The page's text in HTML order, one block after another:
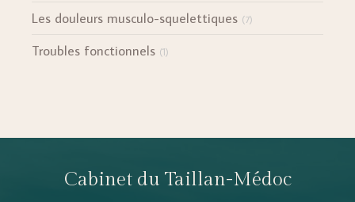
Les douleurs musculo-squelettiques (7)
Troubles fonctionnels (1)
Cabinet du Taillan-Médoc